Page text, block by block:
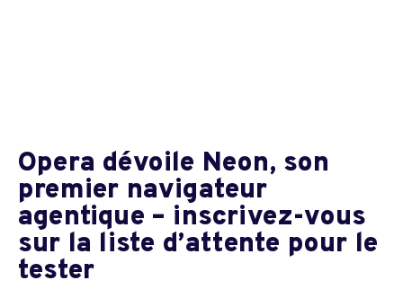
Opera dévoile Neon, son
premier navigateur
agentique – inscrivez-vous
sur la liste d’attente pour le
tester